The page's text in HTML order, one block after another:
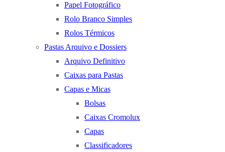
Papel Fotográfico
Rolo Branco Simples
Rolos Térmicos
Pastas Arquivo e Dossiers
Arquivo Definitivo
Caixas para Pastas
Capas e Micas
Bolsas
Caixas Cromolux
Capas
Classificadores